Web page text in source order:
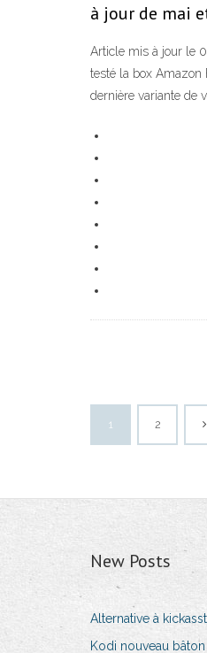
à jour de mai
Article mis à jour le
testé la box Amazon
dernière variante de
1 2
New Posts
Alternative à
Kodi nouveau